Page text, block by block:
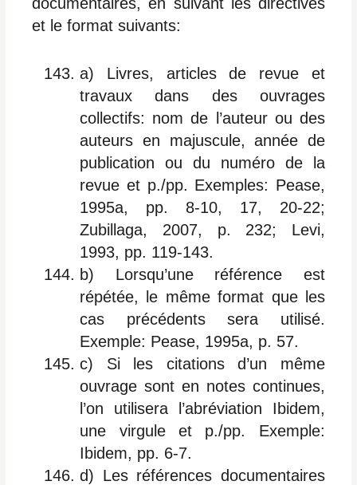
et le format suivants:
a) Livres, articles de revue et
travaux dans des ouvrages
collectifs: nom de l’auteur ou des
auteurs en majuscule, année de
publication ou du numéro de la
revue et p./pp. Exemples: Pease,
1995a, pp. 8-10, 17, 20-22;
Zubillaga, 2007, p. 232; Levi,
1993, pp. 119-143.
b) Lorsqu’une référence est
répétée, le même format que les
cas précédents sera utilisé.
Exemple: Pease, 1995a, p. 57.
c) Si les citations d’un même
ouvrage sont en notes continues,
l’on utilisera l’abréviation Ibidem,
une virgule et p./pp. Exemple:
Ibidem, pp. 6-7.
d) Les références documentaires